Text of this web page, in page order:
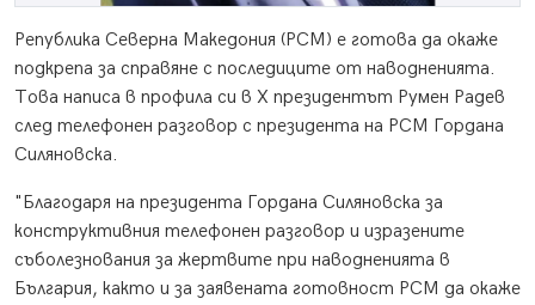
Република Северна Македония (РСМ) е готова да окаже
подкрепа за справяне с последиците от наводненията.
Това написа в профила си в X президентът Румен Радев
след телефонен разговор с президента на РСМ Гордана
Силяновска.
"Благодаря на президента Гордана Силяновска за
конструктивния телефонен разговор и изразените
съболезнования за жертвите при наводненията в
България, както и за заявената готовност РСМ да окаже